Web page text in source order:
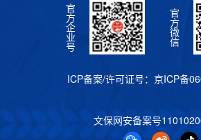
官
方
企
业
号
官
方
微
信
ICP备案/许可证号： 京ICP备
文保网安备案号